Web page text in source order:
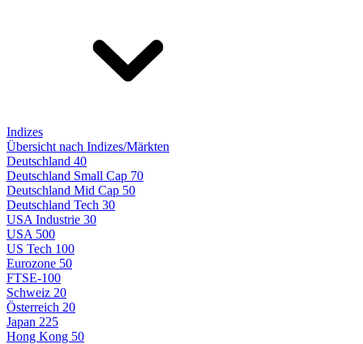
Indizes
Übersicht nach Indizes/Märkten
Deutschland 40
Deutschland Small Cap 70
Deutschland Mid Cap 50
Deutschland Tech 30
USA Industrie 30
USA 500
US Tech 100
Eurozone 50
FTSE-100
Schweiz 20
Österreich 20
Japan 225
Hong Kong 50